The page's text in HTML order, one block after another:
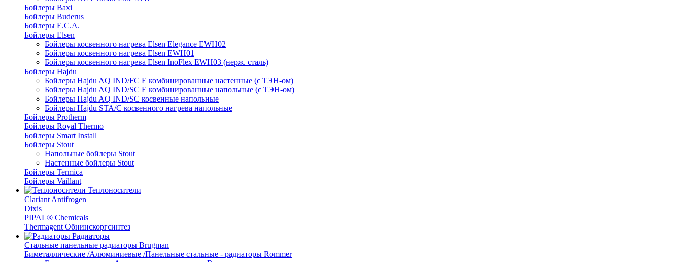
Бойлеры Baxi
Бойлеры Buderus
Бойлеры E.C.A.
Бойлеры Elsen
Бойлеры косвенного нагрева Elsen Elegance EWH02
Бойлеры косвенного нагрева Elsen EWH01
Бойлеры косвенного нагрева Elsen InoFlex EWH03 (нерж. сталь)
Бойлеры Hajdu
Бойлеры Hajdu AQ IND/FC E комбинированные настенные (с ТЭН-ом)
Бойлеры Hajdu AQ IND/SC E комбинированные напольные (с ТЭН-ом)
Бойлеры Hajdu AQ IND/SC косвенные напольные
Бойлеры Hajdu STA/C косвенного нагрева напольные
Бойлеры Protherm
Бойлеры Royal Thermo
Бойлеры Smart Install
Бойлеры Stout
Напольные бойлеры Stout
Настенные бойлеры Stout
Бойлеры Termica
Бойлеры Vaillant
Теплоносители
Clariant Antifrogen
Dixis
PIPAL® Chemicals
Thermagent Обнинскоргсинтез
Радиаторы
Стальные панельные радиаторы Brugman
Биметаллические /Алюминиевые /Панельные стальные - радиаторы Rommer